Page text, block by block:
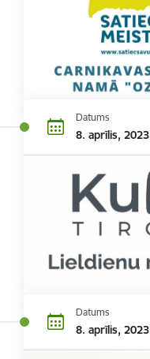
Datums
8. aprīlis, 2023
Datums
8. aprīlis, 2023